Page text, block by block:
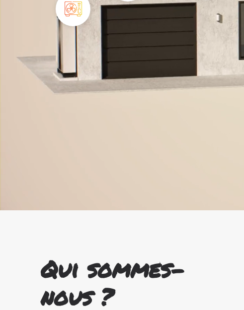
Ventilation
Pompe
Qui sommes-
nous ?